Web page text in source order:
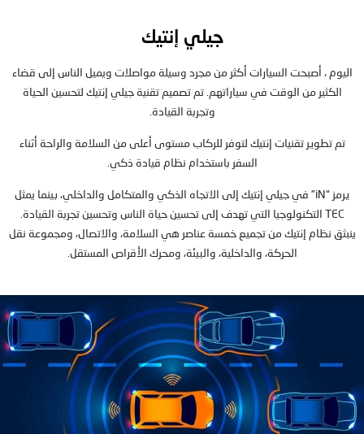
جيلي إنتيك
اليوم ، أصبحت السيارات أكثر من مجرد وسيلة مواصلات ويميل الناس إلى قضاء
الكثير من الوقت في سياراتهم. تم تصميم تقنية جيلي إنتيك لتحسين الحياة
وتجربة القيادة.
تم تطوير تقنيات إنتيك لتوفر للركاب مستوى أعلى من السلامة والراحة أثناء
السفر باستخدام نظام قيادة ذكي.
يرمز “iN” في جيلي إنتيك إلى الاتجاه الذكي والمتكامل والداخلي، بينما يمثل
TEC التكنولوجيا التي تهدف إلى تحسين حياة الناس وتحسين تجربة القيادة.
ينبثق نظام إنتيك من تجميع خمسة عناصر هي السلامة، والاتصال، ومجموعة نقل
الحركة، والداخلية، والبيئة، ومحرك الأقراص المستقل.